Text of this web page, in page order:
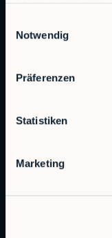
Notwendig
Präferenzen
Statistiken
Marketing
Offerings
Embedded Robotics